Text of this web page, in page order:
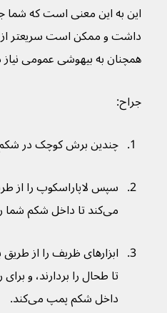
این به این معنی است که شما
داشت و ممکن است سریعتر از
همچنان به بیهوشی عمومی نیاز
جراح:
چندین برش کوچک در شکم
می‌کند تا داخل شکم شما را ببیند.
داخل شکم پمپ می‌کند.